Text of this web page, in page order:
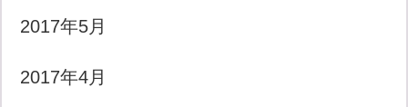
2017年5月
2017年4月